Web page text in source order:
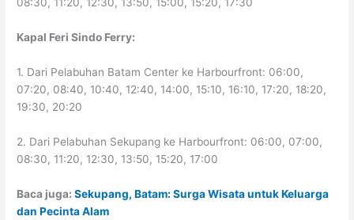
08:30, 11:20, 12:30, 13:50, 15:00, 15:20, 17:30
Kapal Feri Sindo Ferry:
1. Dari Pelabuhan Batam Center ke Harbourfront: 06:00,
07:20, 08:40, 10:40, 12:40, 14:00, 15:10, 16:10, 17:20, 18:20,
19:30, 20:20
2. Dari Pelabuhan Sekupang ke Harbourfront: 06:00, 07:00,
08:30, 11:20, 12:30, 13:50, 15:20, 17:00
Baca juga:Sekupang, Batam: Surga Wisata untuk Keluarga
dan Pecinta Alam